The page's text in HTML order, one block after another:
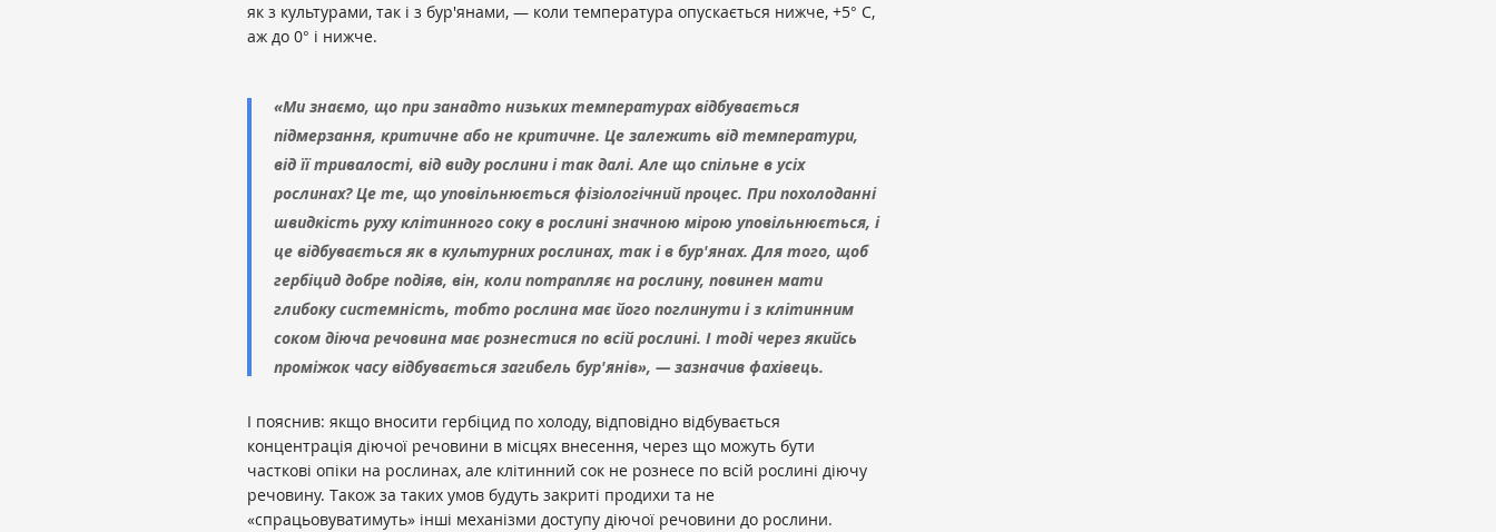
як з культурами, так і з бур'янами, — коли температура опускається нижче, +5° С,
аж до 0° і нижче.
«Ми знаємо, що при занадто низьких температурах відбувається
підмерзання, критичне або не критичне. Це залежить від температури,
від її тривалості, від виду рослини і так далі. Але що спільне в усіх
рослинах? Це те, що уповільнюється фізіологічний процес. При похолоданні
швидкість руху клітинного соку в рослині значною мірою уповільнюється, і
це відбувається як в культурних рослинах, так і в бур'янах. Для того, щоб
гербіцид добре подіяв, він, коли потрапляє на рослину, повинен мати
глибоку системність, тобто рослина має його поглинути і з клітинним
соком діюча речовина має рознестися по всій рослині. І тоді через якийсь
проміжок часу відбувається загибель бур'янів», — зазначив фахівець.
І пояснив: якщо вносити гербіцид по холоду, відповідно відбувається
концентрація діючої речовини в місцях внесення, через що можуть бути
часткові опіки на рослинах, але клітинний сок не рознесе по всій рослині діючу
речовину. Також за таких умов будуть закриті продихи та не
«спрацьовуватимуть» інші механізми доступу діючої речовини до рослини.